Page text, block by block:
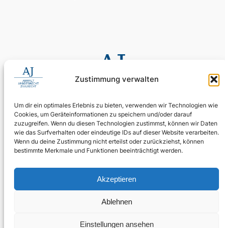
Zustimmung verwalten
Um dir ein optimales Erlebnis zu bieten, verwenden wir Technologien wie
Cookies, um Geräteinformationen zu speichern und/oder darauf
zuzugreifen. Wenn du diesen Technologien zustimmst, können wir Daten
wie das Surfverhalten oder eindeutige IDs auf dieser Website verarbeiten.
Wenn du deine Zustimmung nicht erteilst oder zurückziehst, können
bestimmte Merkmale und Funktionen beeinträchtigt werden.
Akzeptieren
Ablehnen
Einstellungen ansehen
0155 60 11 80 35
Digitale Assistenz: 030 4397 9215 90
24/7 erreichbar: Ihr Anliegen wird zuverlässig aufgenommen.
WhatsApp Business
kanzlei@ra-aj.de
Datenschutz